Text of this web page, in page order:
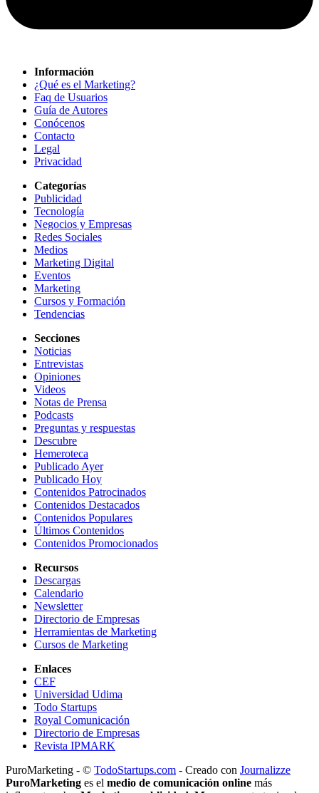
Información
¿Qué es el Marketing?
Faq de Usuarios
Guía de Autores
Conócenos
Contacto
Legal
Privacidad
Categorías
Publicidad
Tecnología
Negocios y Empresas
Redes Sociales
Medios
Marketing Digital
Eventos
Marketing
Cursos y Formación
Tendencias
Secciones
Noticias
Entrevistas
Opiniones
Videos
Notas de Prensa
Podcasts
Preguntas y respuestas
Descubre
Hemeroteca
Publicado Ayer
Publicado Hoy
Contenidos Patrocinados
Contenidos Destacados
Contenidos Populares
Últimos Contenidos
Contenidos Promocionados
Recursos
Descargas
Calendario
Newsletter
Directorio de Empresas
Herramientas de Marketing
Cursos de Marketing
Enlaces
CEF
Universidad Udima
Todo Startups
Royal Comunicación
Directorio de Empresas
Revista IPMARK
PuroMarketing - © TodoStartups.com - Creado con Journalizze
PuroMarketing es el medio de comunicación online más